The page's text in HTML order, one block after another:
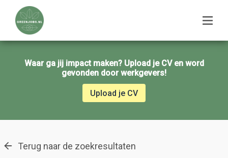
Waar ga jij impact maken? Upload je CV en word
gevonden door werkgevers!
Upload je CV
Terug naar de zoekresultaten